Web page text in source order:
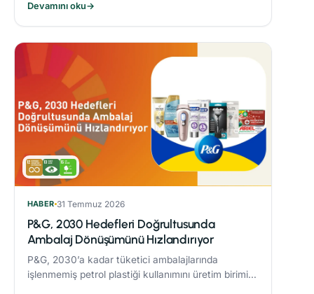
üçüncü yılında “Tarımda Kadın Gücü” hareketi
başlatıyor.
Devamını oku→
HABER 31 Temmuz 2026
P&G, 2030 Hedefleri Doğrultusunda
Ambalaj Dönüşümünü Hızlandırıyor
P&G, 2030’a kadar tüketici ambalajlarında
işlenmemiş petrol plastiği kullanımını üretim birimi